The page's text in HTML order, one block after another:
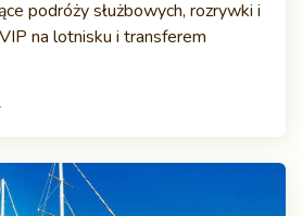
podróży służbowych, rozrywki i
na lotnisku i transferem